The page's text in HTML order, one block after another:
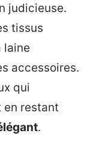
judicieuse.
tissus
laine
accessoires.
qui
en restant
.